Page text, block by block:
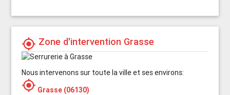
my_location Zone d'intervention Grasse
Nous intervenons sur toute la ville et ses environs:
my_location Grasse (06130)